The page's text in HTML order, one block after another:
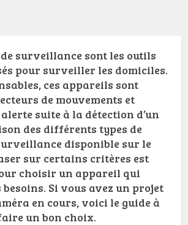
surveillance sont les outils
pour surveiller les domiciles.
ces appareils sont
de mouvements et
suite à la détection d’un
des différents types de
disponible sur le
sur certains critères est
choisir un appareil qui
Si vous avez un projet
en cours, voici le guide à
un bon choix.